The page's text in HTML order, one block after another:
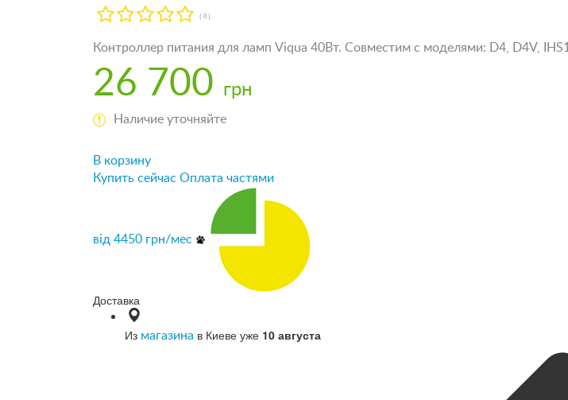
( 0 )
Контроллер питания для ламп Viqua 40Вт. Совместим с моделями: D4, D4V,
26 700 грн
Наличие уточняйте
В корзину
Купить сейчас Оплата частями
від 4450 грн/мес
Доставка
Из магазина в Киеве уже 10 августа